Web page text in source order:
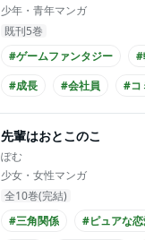
少年・青年マンガ
既刊5巻
#ゲームファンタジー
#
#成長
#会社員 #コ
先輩はおとこのこ
ぽむ
少女・女性マンガ
全10巻(完結)
#三角関係
#ピュアな